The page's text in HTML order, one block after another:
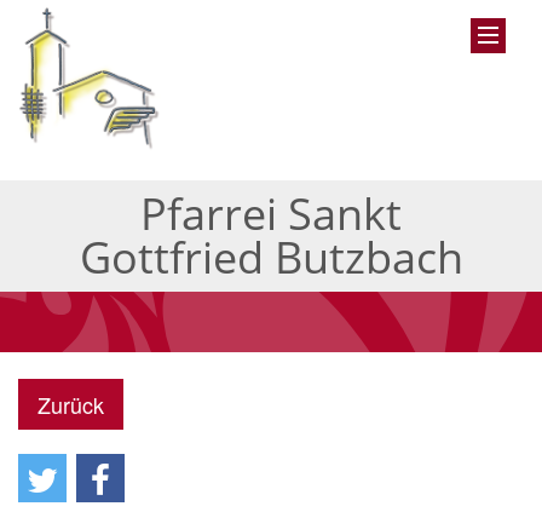
Pfarrei Sankt
Gottfried Butzbach
Zurück